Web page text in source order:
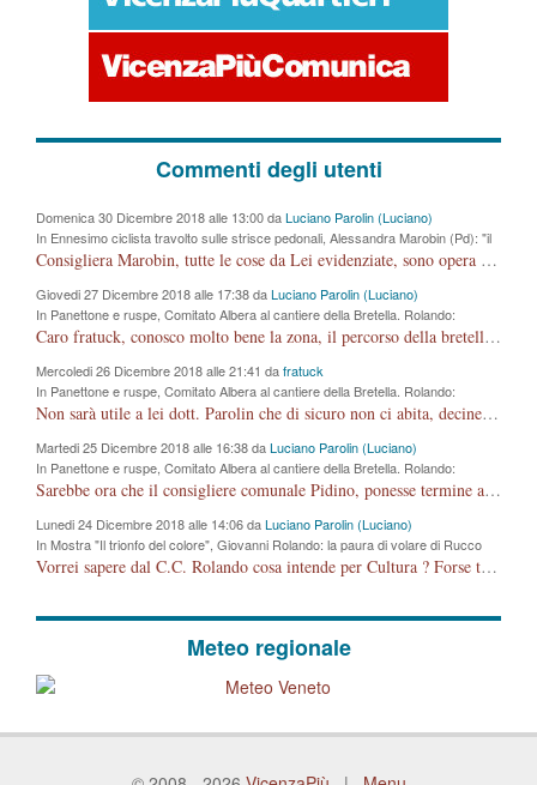
Commenti degli utenti
Domenica 30 Dicembre 2018 alle 13:00 daLuciano Parolin (Luciano)
In Ennesimo ciclista travolto sulle strisce pedonali, Alessandra Marobin (Pd): "il
Comune si svegli"
Consigliera Marobin, tutte le cose da Lei evidenziate, sono opera del suo ex Assessore e compagno di Partito Antonio Marco Dalla Pozza Assessore alla "progettazione" di piste ciclabili e altre porcherie. A lui manderei il conto da saldare per incidenti e danni alle persone. E' ora che "finiamola." Avete perso rassegnatevi. qui IL SINDACO RUCCO NON C'ENTRA PER NIENTE. CAPITO!!!!!!!! Amen.
Giovedi 27 Dicembre 2018 alle 17:38 daLuciano Parolin (Luciano)
In Panettone e ruspe, Comitato Albera al cantiere della Bretella. Rolando:
"rispettare il cronoprogramma"
Caro fratuck, conosco molto bene la zona, il percorso della bretella, la situazione dei cittadini, abito in Viale Trento. A partire dal 2003 ho partecipato al Comitato di Maddalene pro bretella, e a riunioni propositive per apportare modifiche al progetto. Numerose mie foto del territorio sono arrivate a Roma, altri miei interventi (non graditi dalla Sx) sono stati pubblicati dal GdV, assieme ad altri come Ciro Asproso, ora favorevole alla bretella. Ho partecipato alla raccolta firme per la chiusura della strada x 5 giorni eseguita dal Sindaco Hullwech per sforamento 180 Micro/g. Pertanto come impegno per la tematica sono apposto con la coscienza. Ora il Progetto è partito, fine! Voglio dire che la nuova Giunta "comunale" non c'entra più. L'opera sarà "malauguratamente" eseguita, ma non con il mio placet. Il Consigliere Comunale dovrebbe capire che la campagna elettorale è finita, con buona pace di tutti. Quello che invece dovrebbe interessare è la proprietà della strada, dall'uscita autostradale Ovest, sino alla Rotatoria dell'Albara, vi sono tre possessori: Autostrade SpA; La Provincia, il Comune. Come la mettiamo per il futuro ? I costi, da 50 sono saliti a 100 milioni di € come dire 20 milioni a KM (!) da non credere. Comunque si farà. Ma nessuno canti Vittoria, anzi meglio non farne un ulteriore fatto "partitico" per questioni elettorali o di seggio. Se mi manda la sua mail, sono disponibile ad inviare i documenti e le foto sopra descritte. Con ossequi, Luciano Parolin
Mercoledi 26 Dicembre 2018 alle 21:41 dafratuck
In Panettone e ruspe, Comitato Albera al cantiere della Bretella. Rolando:
"rispettare il cronoprogramma"
Non sarà utile a lei dott. Parolin che di sicuro non ci abita, decine di migliaia di TIR, automobili e padroncini che passano quotidianamente per una strada appena rotabile, non è più possibile stendere i panni, attraversare la strada senza rischiare la morte, le case stanno crepando, i tempi sono cambiati e la bretella non passerà assolutamente per maddalene (ma cosa sta a dire?!), dia invece responsabilità a chi ha costruito tagliando la strada che doveva invece terminare a isola vicentina e non al moracchino lasciando Motta di Costabissara ancora in panne di traffico. I tempi sono cambiati dottore e se l'anagrafe della vita stagna nell'essere umano impressioni conservatrici, la società non le considera perchè va avanti, si industrializza e ha bisogno di infrastrutture e di sviluppo. Ultima considerazione, se è geloso di Rolando perchè vede in lui solo campagne politiche mentre si difendono i SOLI diritti dei cittadini, la preghiamo faccia considerazioni più appropriate. Saluti e complimenti per i suoi scritti.
Martedi 25 Dicembre 2018 alle 16:38 daLuciano Parolin (Luciano)
In Panettone e ruspe, Comitato Albera al cantiere della Bretella. Rolando:
"rispettare il cronoprogramma"
Sarebbe ora che il consigliere comunale Pidino, ponesse termine alla campagna elettorale nel territorio del suo seggio Villaggio del Sole. La tiraca è iniziata, distruggerà 6 km di prateria ovest della città, ricca di fonti e sorgenti d'acqua. I cittadini di Maddalene non avranno più Pace la notte. Molta colpa per la costruzione di questa Strada è proprio del signor Rolando,dei suoi gazebo mobili e che vuol far passare questa opera VANDALICA come progetto "utile" a chi ? Non è cosa seria sig. Rolando!
Lunedi 24 Dicembre 2018 alle 14:06 daLuciano Parolin (Luciano)
In Mostra "Il trionfo del colore", Giovanni Rolando: la paura di volare di Rucco
Vorrei sapere dal C.C. Rolando cosa intende per Cultura ? Forse tarallucci, vino e sagre, o spaghetti tricolori del PD ? Il continuo (s)parlare della mostra a Palazzo Chiericati caro consigliere DANNEGGIA FORTEMENTE l'immagine della città TUTTA e fa deviare i consensi che in RUSSIA (badi bene ex U.R.S.S.) sono ECCELLENTI. A livello artistico l'evento è di alta Valenza culturale, COMPITO di Tutta la Cittadinanza fare il possibile per propagandare l'iniziativa senza farne UN CASO PARTITICO come fa Lei da sempre. Meno Gazebo + Partecipazione! E così sia. Amen.
Meteo regionale